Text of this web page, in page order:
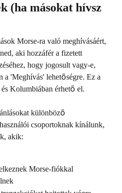
(ha másokat hívsz
Morse-ra való meghívásáért,
aki hozzáfér a fizetett
hogy jogosult vagy-e,
a 'Meghívás' lehetőségre. Ez a
Kolumbiában érhető el.
különböző
csoportoknak kínálunk,
akik:
Morse-fiókkal